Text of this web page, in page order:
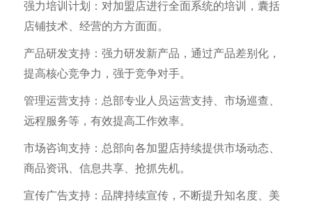
强力培训计划：对加盟店进行全面系统的培训，囊括
店铺技术、经营的方方面面。
产品研发支持：强力研发新产品，通过产品差别化，
提高核心竞争力，强于竞争对手。
管理运营支持：总部专业人员运营支持、市场巡查、
远程服务等，有效提高工作效率。
市场咨询支持：总部向各加盟店持续提供市场动态、
商品资讯、信息共享、抢抓先机。
宣传广告支持：品牌持续宣传，不断提升知名度、美